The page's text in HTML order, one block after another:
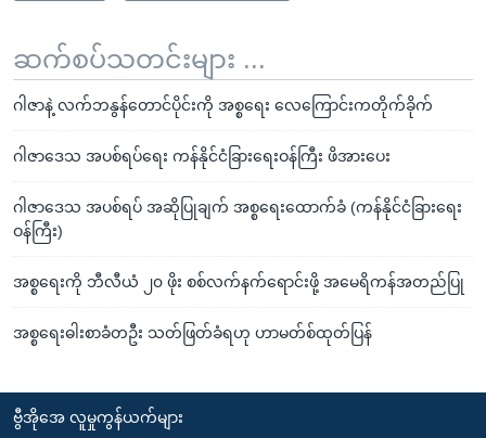
ဆက်စပ်သတင်းများ ...
ဂါဇာနဲ့ လက်ဘနွန်တောင်ပိုင်းကို အစ္စရေး လေကြောင်းကတိုက်ခိုက်
ဂါဇာဒေသ အပစ်ရပ်ရေး ကန်နိုင်ငံခြားရေးဝန်ကြီး ဖိအားပေး
ဂါဇာဒေသ အပစ်ရပ် အဆိုပြုချက် အစ္စရေးထောက်ခံ (ကန်နိုင်ငံခြားရေး
ဝန်ကြီး)
အစ္စရေးကို ဘီလီယံ ၂၀ ဖိုး စစ်လက်နက်ရောင်းဖို့ အမေရိကန်အတည်ပြု
အစ္စရေးဓါးစာခံတဦး သတ်ဖြတ်ခံရဟု ဟာမတ်စ်ထုတ်ပြန်
ဗွီအိုအေ လူမှုကွန်ယက်များ